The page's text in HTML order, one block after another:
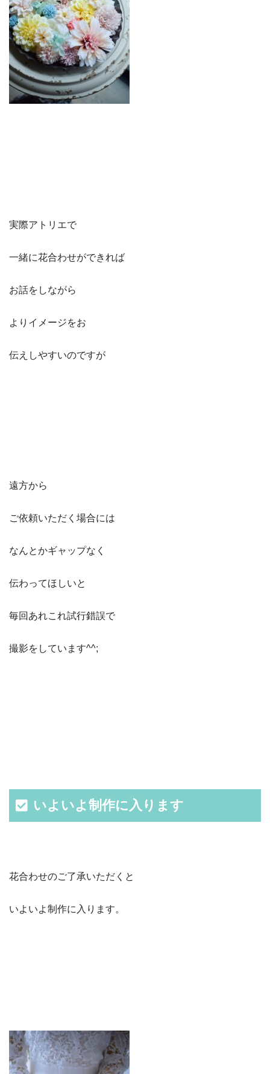
実際アトリエで
一緒に花合わせができれば
お話をしながら
よりイメージをお
伝えしやすいのですが
遠方から
ご依頼いただく場合には
なんとかギャップなく
伝わってほしいと
毎回あれこれ試行錯誤で
撮影をしています^^;
いよいよ制作に入ります
花合わせのご了承いただくと
いよいよ制作に入ります。